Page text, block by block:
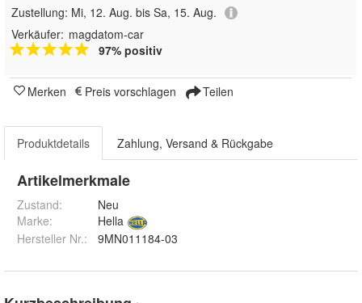
Zustellung: Mi, 12. Aug. bis Sa, 15. Aug.
Verkäufer: magdatom-car
97% positiv
Merken Preis vorschlagen Teilen
Produktdetails Zahlung, Versand & Rückgabe
Artikelmerkmale
Zustand:
Neu
Marke:
Hella
Hersteller Nr.:
9MN011184-03